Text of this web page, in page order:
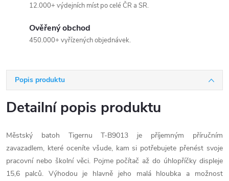
12.000+ výdejních míst po celé ČR a SR.
Ověřený obchod
450.000+ vyřízených objednávek.
Popis produktu
Detailní popis produktu
Městský batoh Tigernu T-B9013 je příjemným příručním
zavazadlem, které oceníte všude, kam si potřebujete přenést svoje
pracovní nebo školní věci. Pojme počítač až do úhlopříčky displeje
15,6 palců. Výhodou je hlavně jeho malá hloubka a možnost